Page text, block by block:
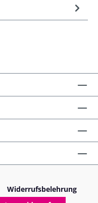
Widerrufsbelehrung